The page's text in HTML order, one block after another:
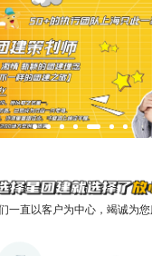
一直以客户为中心，竭诚为您